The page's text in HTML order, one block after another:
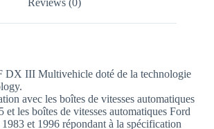
DX III Multivehicle doté de la technologie
avec les boîtes de vitesses automatiques
et les boîtes de vitesses automatiques Ford
et 1996 répondant à la spécification